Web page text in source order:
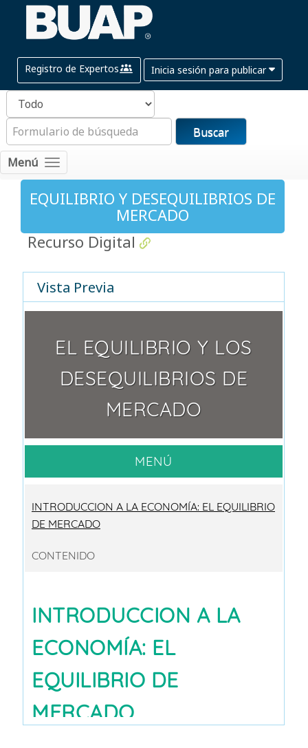
Registro de Expertos Inicia sesión para publicar
Buscar
Menú
EQUILIBRIO Y DESEQUILIBRIOS DE
MERCADO
Recurso Digital
Vista Previa